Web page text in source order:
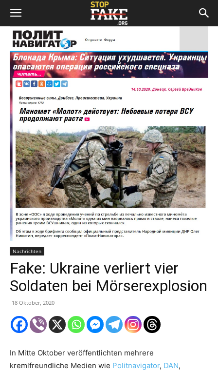
Nachrichten
Fake: Ukraine verliert vier
Soldaten bei Mörserexplosion
18 Oktober, 2020
In Mitte Oktober veröffentlichten mehrere
kremlfreundliche Medien wie Politnavigator, DAN,